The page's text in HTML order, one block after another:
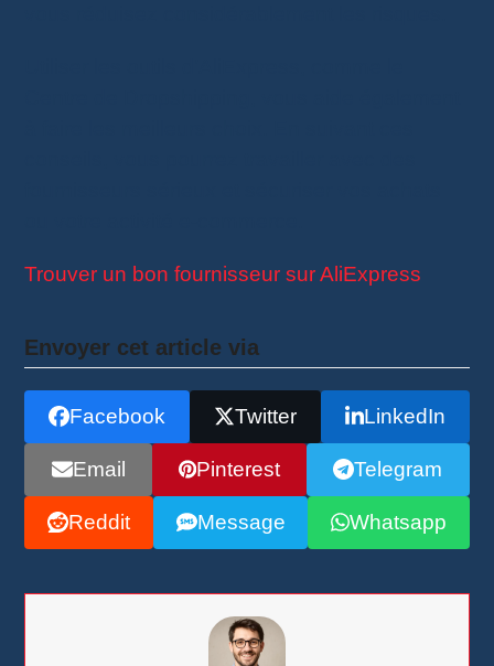
Trouver un bon fournisseur sur AliExpress
Envoyer cet article via
Facebook Twitter LinkedIn
Email Pinterest Telegram
Reddit Message Whatsapp